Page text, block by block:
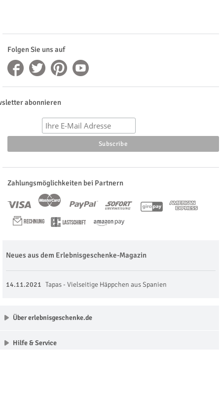
Folgen Sie uns auf
abonnieren
Zahlungsmöglichkeiten bei Partnern
Neues aus dem Erlebnisgeschenke-Magazin
14.11.2021 Tapas - Vielseitige Häppchen aus Spanien
Über erlebnisgeschenke.de
Hilfe & Service